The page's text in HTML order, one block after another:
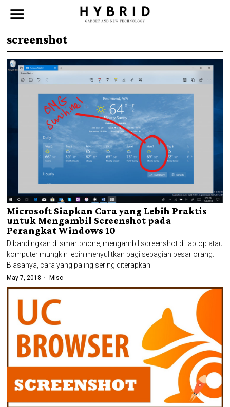
screenshot
Microsoft Siapkan Cara yang Lebih Praktis
untuk Mengambil Screenshot pada
Perangkat Windows 10
Dibandingkan di smartphone, mengambil screenshot di laptop atau
komputer mungkin lebih menyulitkan bagi sebagian besar orang.
Biasanya, cara yang paling sering diterapkan
May 7, 2018 Misc